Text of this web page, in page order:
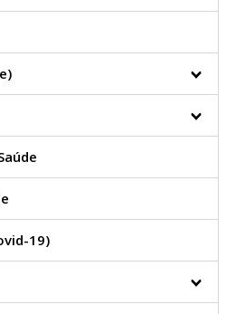
- Transporte
- Trânsito
de Trânsito
de Notificação
Pública
19)